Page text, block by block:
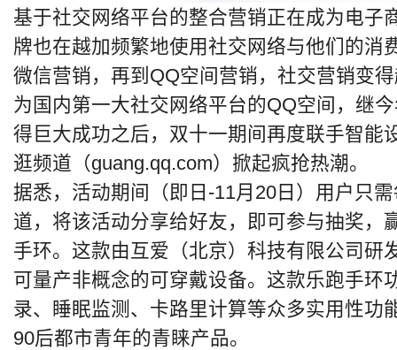
基于社交网络平台的整合营销正在成为电子
牌也在越加频繁地使用社交网络与他们的消
微信营销，再到QQ空间营销，社交营销变
为国内第一大社交网络平台的QQ空间，继
得巨大成功之后，双十一期间再度联手智能
逛频道（guang.qq.com）掀起疯抢热潮。
据悉，活动期间（即日-11月20日）用户只
道，将该活动分享给好友，即可参与抽奖，
手环。这款由互爱（北京）科技有限公司研
可量产非概念的可穿戴设备。这款乐跑手环
录、睡眠监测、卡路里计算等众多实用性功
90后都市青年的青睐产品。